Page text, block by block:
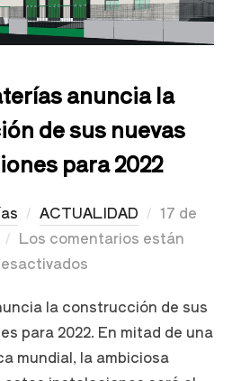
anuncia la
de sus nuevas
para 2022
ACTUALIDAD
17 de
Los comentarios están
la construcción de sus
para 2022. En mitad de una
mundial, la ambiciosa